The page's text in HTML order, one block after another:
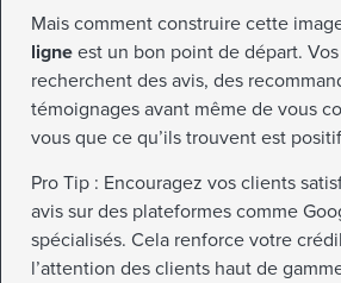
Mais comment construire cette
ligne est un bon point de départ.
recherchent des avis, des
témoignages avant même de vous
vous que ce qu’ils trouvent est
Pro Tip : Encouragez vos clients
avis sur des plateformes comme
spécialisés. Cela renforce votre
l’attention des clients haut de